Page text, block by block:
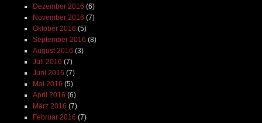
Dezember 2016 (6)
November 2016 (7)
Oktober 2016 (5)
September 2016 (8)
August 2016 (3)
Juli 2016 (7)
Juni 2016 (7)
Mai 2016 (5)
April 2016 (6)
März 2016 (7)
Februar 2016 (7)